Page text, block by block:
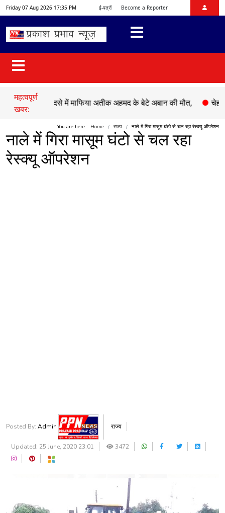
Friday 07 Aug 2026 17:35 PM ई-पत्रों Become a Reporter
महत्वपूर्ण
खबर:
सड़क हादसे में माफिया अतीक अहमद के बेटे अबान की मौत, ●चेहल्लुम पर
You are here : Home राज्य नाले में गिरा मासूम घंटो से चल रहा रेस्क्यू ऑपरेशन
नाले में गिरा मासूम घंटो से चल रहा
रेस्क्यू ऑपरेशन
Posted By: Admin राज्य
Updated: 25 June, 2020 23:01 3472